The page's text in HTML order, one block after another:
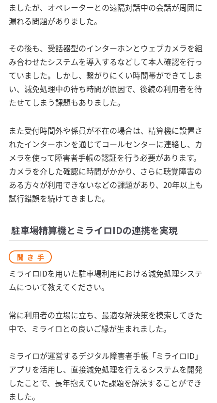
ましたが、オペレーターとの遠隔対話中の会話が周囲に
漏れる問題がありました。
その後も、受話器型のインターホンとウェブカメラを組
み合わせたシステムを導入するなどして本人確認を行っ
ていました。しかし、繋がりにくい時間帯ができてしま
い、減免処理中の待ち時間が原因で、後続の利用者を待
たせてしまう課題もありました。
また受付時間外や係員が不在の場合は、精算機に設置さ
れたインターホンを通じてコールセンターに連絡し、カ
メラを使って障害者手帳の認証を行う必要があります。
カメラを介した確認に時間がかかり、さらに聴覚障害の
ある方々が利用できないなどの課題があり、20年以上も
試行錯誤を続けてきました。
駐車場精算機とミライロIDの連携を実現
聞き手
ミライロIDを用いた駐車場利用における減免処理システ
ムについて教えてください。
常に利用者の立場に立ち、最適な解決策を模索してきた
中で、ミライロとの良いご縁が生まれました。
ミライロが運営するデジタル障害者手帳「ミライロID」
アプリを活用し、直接減免処理を行えるシステムを開発
したことで、長年抱えていた課題を解決することができ
ました。